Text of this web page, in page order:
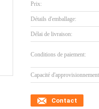
Prix:
Détails d'emballage:
Délai de livraison:
Conditions de paiement:
Capacité
Contact